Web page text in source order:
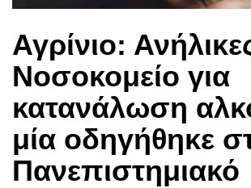
Αγρίνιο:
Νοσοκομείο για
κατανάλωση
μία οδηγήθηκε
Πανεπιστημιακό